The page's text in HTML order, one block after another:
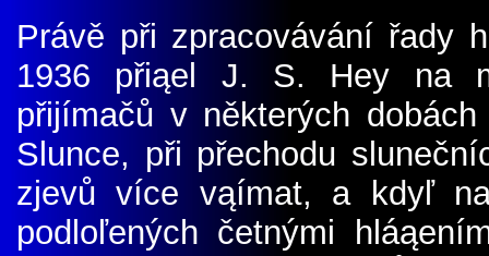
Právě při zpracovávání řady
1936 přiąel J. S. Hey na
přijímačů v některých
Slunce, při přechodu
zjevů více vąímat, a kdyľ
podloľených četnými